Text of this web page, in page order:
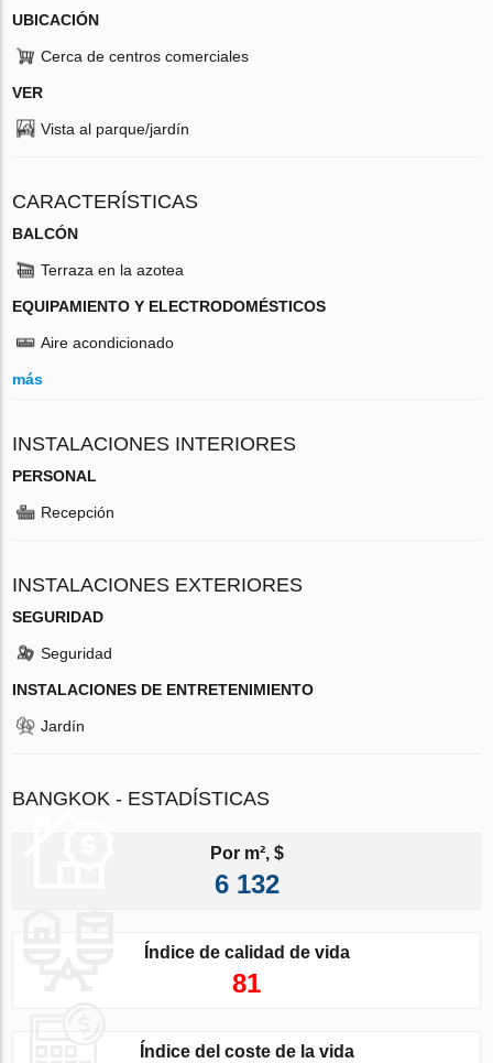
UBICACIÓN
Cerca de centros comerciales
VER
Vista al parque/jardín
CARACTERÍSTICAS
BALCÓN
Terraza en la azotea
EQUIPAMIENTO Y ELECTRODOMÉSTICOS
Aire acondicionado
más
INSTALACIONES INTERIORES
PERSONAL
Recepción
INSTALACIONES EXTERIORES
SEGURIDAD
Seguridad
INSTALACIONES DE ENTRETENIMIENTO
Jardín
BANGKOK - ESTADÍSTICAS
Por m², $
6 132
Índice de calidad de vida
81
Índice del coste de la vida